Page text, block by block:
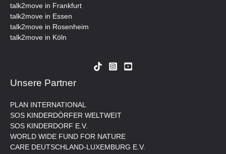
talk2move in Frankfurt
talk2move in Essen
talk2move in Rosenheim
talk2move in Köln
Unsere Partner
PLAN INTERNATIONAL
SOS KINDERDÖRFER WELTWEIT
SOS KINDERDORF E.V.
WORLD WIDE FUND FOR NATURE
CARE DEUTSCHLAND-LUXEMBURG E.V.